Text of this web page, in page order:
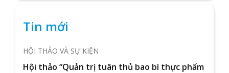
Tin mới
HỘI THẢO VÀ SỰ KIỆN
Hội thảo “Quản trị tuân thủ bao bì thực phẩm